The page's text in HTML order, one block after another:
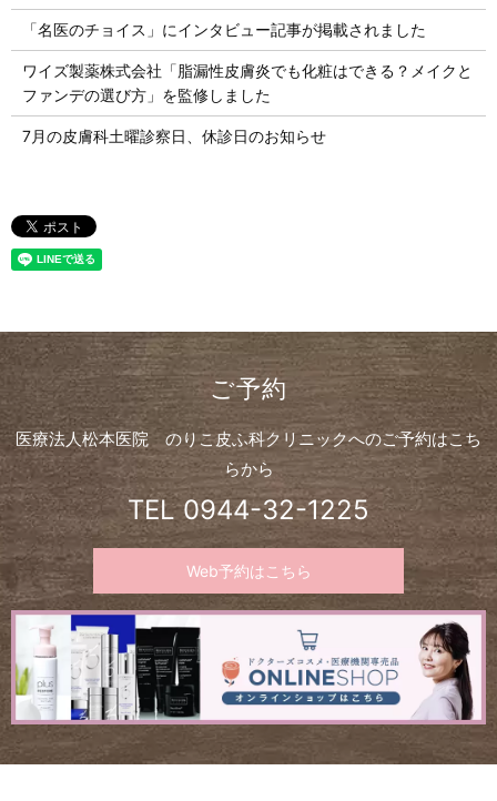
「名医のチョイス」にインタビュー記事が掲載されました
ワイズ製薬株式会社「脂漏性皮膚炎でも化粧はできる？メイクと
ファンデの選び方」を監修しました
7月の皮膚科土曜診察日、休診日のお知らせ
ご予約
医療法人松本医院 のりこ皮ふ科クリニックへのご予約はこち
らから
TEL0944-32-1225
Web予約はこちら